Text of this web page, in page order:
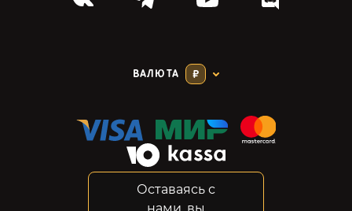
ВАЛЮТА ₽
Оставаясь с